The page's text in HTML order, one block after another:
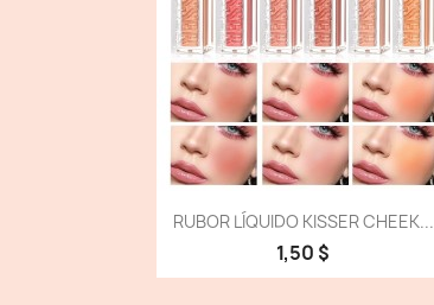
Vista detallada
RUBOR LÍQUIDO KISSER CHEEK...
1,50 $